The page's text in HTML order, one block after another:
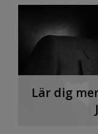
Lär dig